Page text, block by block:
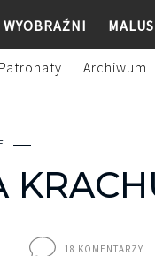
Patronaty Archiwum
18 KOMENTARZY